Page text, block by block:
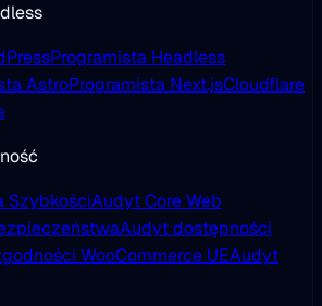
Programista Headless
AstroProgramista Next.jsCloudflare
SzybkościAudyt Core Web
Audyt dostępności
WooCommerce UEAudyt